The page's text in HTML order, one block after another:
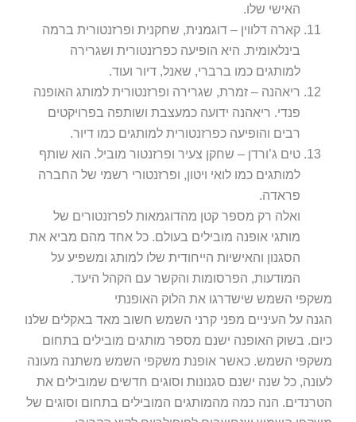
האישי שלו.
קארה דלווין – דוגמנית, שחקנית ופרזנטורית ברמה
בינלאומית. היא הופיעה כפרזנטורית ושגרירה
למותגים כמו ברברי, שאנל, דיור ועוד.
ריאהנה – זמרת, שגרירה ופרזנטורית למותג האופנה
פנדי. ריאהנה ידועה כמעצבת ושותפה בפרויקטים
רבים והופיעה כפרזנטורית למותגים כמו דיור.
טים ג’ורדן – שחקן צעיר ופרזנטור מוביל. הוא שותף
למותגים כמו לואי ויטון, ופרזנטורי רשמי של החברה
פראדה.
ואלה רק מספר קטן מהדוגמאות לפרזנטורים של
מותגי אופנה מובילים בעולם. כל אחד מהם מביא את
הסגנון והאישיות הייחודית שלו למותג ומשפיע על
המודעות, הפרסומות והקשר עם הקהל היעד.
משקפי השמש שישדרגו את הלוק האופנתי
הגנה על העיניים מפני קרני השמש חשוב מאד באקלים שלנו
כיום. בשוק האופנה ישנם מספר מותגים מובילים בתחום
משקפי השמש. כאשר אופנת משקפי השמש משתנה מעונה
לעונה, כל שנה ישנם סגנונות וסוגים חדשים שמובילים את
הטרנדים. הנה כמה מהמותגים המובילים בתחום וסוגים של